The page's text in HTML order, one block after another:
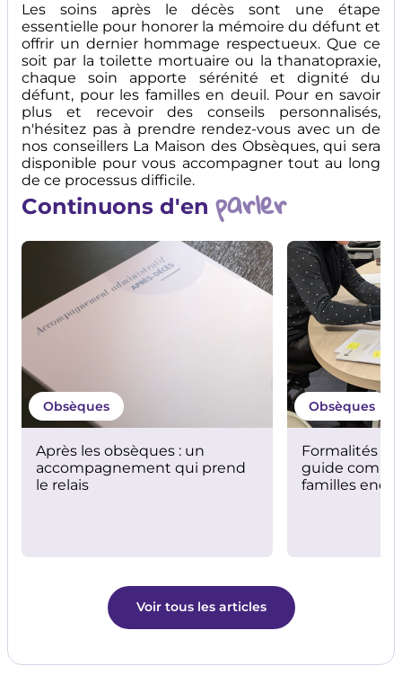
Les soins après le décès sont une étape
essentielle pour honorer la mémoire du défunt et
offrir un dernier hommage respectueux. Que ce
soit par la toilette mortuaire ou la thanatopraxie,
chaque soin apporte sérénité et dignité du
défunt, pour les familles en deuil. Pour en savoir
plus et recevoir des conseils personnalisés,
n'hésitez pas à prendre rendez-vous avec un de
nos conseillers La Maison des Obsèques, qui sera
disponible pour vous accompagner tout au long
de ce processus difficile.
Continuons d'en parler
Obsèques
Après les obsèques : un
accompagnement qui prend
le relais
Obsèques
Formalités
guide
familles
Voir tous les articles